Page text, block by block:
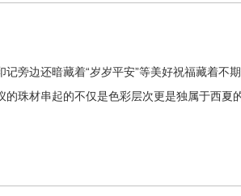
旁边还暗藏着“岁岁平安”等美好祝福藏着不
珠材串起的不仅是色彩层次更是独属于西夏